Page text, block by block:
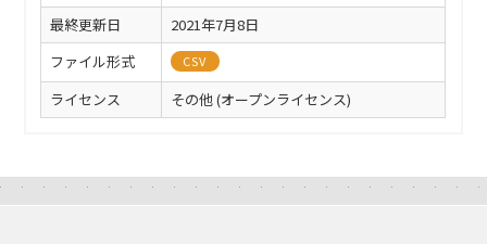
最終更新日
2021年7月8日
ファイル形式
CSV
ライセンス その他 (オープンライセンス)